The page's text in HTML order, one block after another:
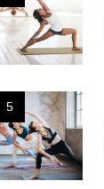
5